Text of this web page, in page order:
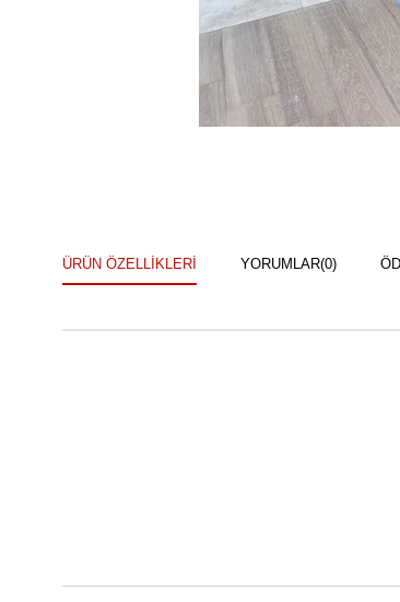
ÜRÜN ÖZELLIKLERI YORUMLAR(0)